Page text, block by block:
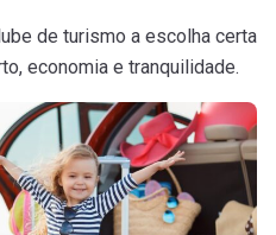
de turismo a escolha certa
economia e tranquilidade.